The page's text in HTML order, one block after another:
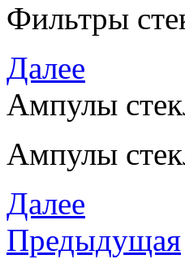
Фильтры
Далее
Ампулы
Ампулы
Далее
Предыдущая